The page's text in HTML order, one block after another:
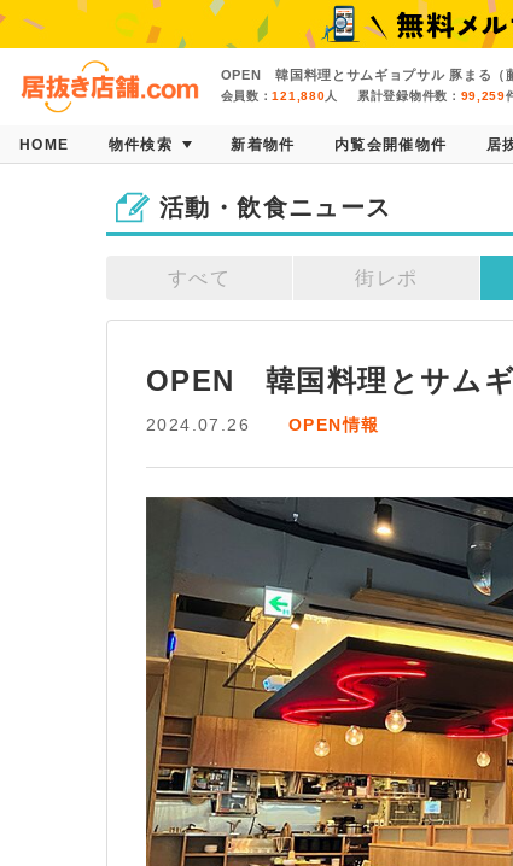
OPEN 韓国料理とサムギョプサル 豚まる（
会員数：121,880人 累計登録物件数： 99,259
HOME 物件検索 新着物件 内覧会開催物件 居
活動・飲食ニュース
すべて 街レポ
OPEN　韓国料理とサム
2024.07.26 OPEN情報